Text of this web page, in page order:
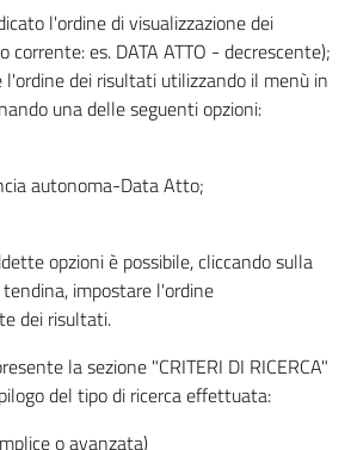
l'ordine di visualizzazione dei
es. DATA ATTO - decrescente);
l'ordine dei risultati utilizzando il menù in
una delle seguenti opzioni:
autonoma-Data Atto;
opzioni è possibile, cliccando sulla
impostare l'ordine
dei risultati.
la sezione "CRITERI DI RICERCA"
del tipo di ricerca effettuata:
o avanzata)